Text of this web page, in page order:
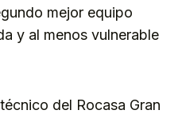
mejor equipo
y al menos vulnerable
del Rocasa Gran